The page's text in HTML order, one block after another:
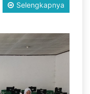
Selengkapnya